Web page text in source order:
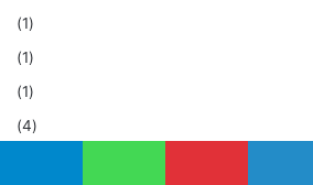
(1)
(1)
(1)
(4)